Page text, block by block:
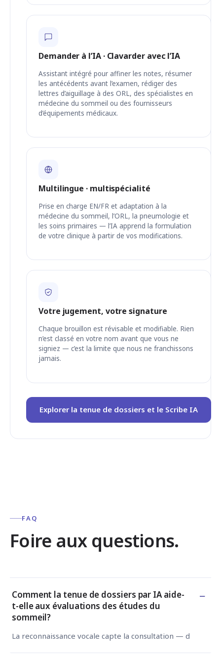
Demander à l’IA · Clavarder avec l’IA
Assistant intégré pour affiner les notes, résumer
les antécédents avant l’examen, rédiger des
lettres d’aiguillage à des ORL, des spécialistes en
médecine du sommeil ou des fournisseurs
d’équipements médicaux.
Multilingue · multispécialité
Prise en charge EN/FR et adaptation à la
médecine du sommeil, l’ORL, la pneumologie et
les soins primaires — l’IA apprend la formulation
de votre clinique à partir de vos modifications.
Votre jugement, votre signature
Chaque brouillon est révisable et modifiable. Rien
n’est classé en votre nom avant que vous ne
signiez — c’est la limite que nous ne franchissons
jamais.
Explorer la tenue de dossiers et le Scribe IA
FAQ
Foire aux questions.
Comment la tenue de dossiers par IA aide-
t-elle aux évaluations des études du
sommeil?
−
La reconnaissance vocale capte la consultation — dictez